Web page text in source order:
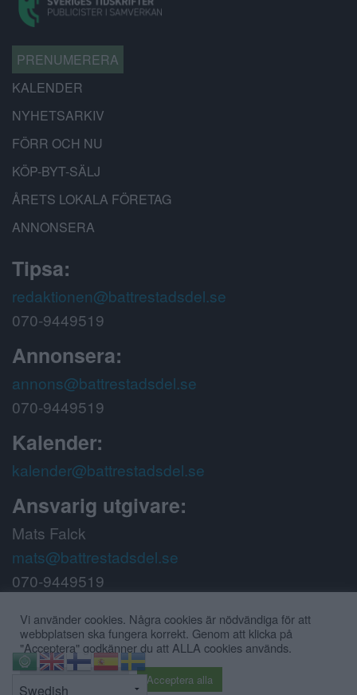
PRENUMERERA
KALENDER
NYHETSARKIV
FÖRR OCH NU
KÖP-BYT-SÄLJ
ÅRETS LOKALA FÖRETAG
ANNONSERA
Tipsa:
redaktionen@battrestadsdel.se
070-9449519
Annonsera:
annons@battrestadsdel.se
070-9449519
Kalender:
kalender@battrestadsdel.se
Ansvarig utgivare:
Mats Falck
mats@battrestadsdel.se
070-9449519
Följ oss på:
Vi använder cookies. Några cookies är nödvändiga för att
webbplatsen ska fungera korrekt. Genom att klicka på
"Acceptera" godkänner du att ALLA cookies används.
Acceptera alla